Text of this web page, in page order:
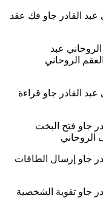
عبد القادر جاو فك عقد
عبد القادر جاو قراءة
القادر جاو فتح البخت
الروحاني
القادر جاو إرسال الطاقات
القادر جاو تقوية الشخصية